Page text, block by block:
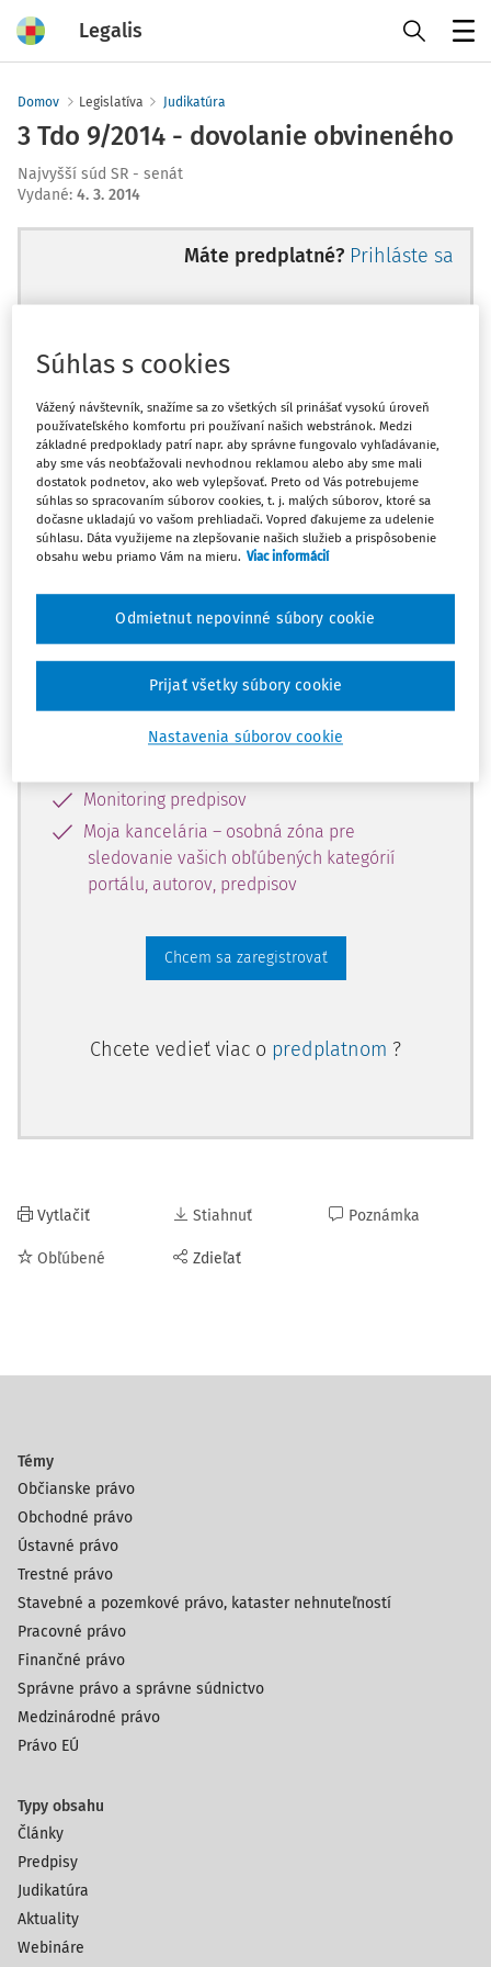
Legalis
Domov Legislatíva Judikatúra
3 Tdo 9/2014 - dovolanie obvineného
Najvyšší súd SR - senát
Vydané: 4. 3. 2014
Máte predplatné? Prihláste sa
Ups, zatiaľ ste si prečítali len
začiatok...
Celý odborný obsah z tejto oblasti je
dostupný predplatiteľom portálu.
obsahu a získajte prístup na 10 dní
zdarma, stačí sa len zaregistrovať.
Vďaka registrácii získate prístup aj k
vybranému obsahu:
Monitoring predpisov
Moja kancelária – osobná zóna pre
sledovanie vašich obľúbených kategórií
portálu, autorov, predpisov
Chcem sa zaregistrovať
Chcete vedieť viac o predplatnom ?
Vytlačiť
Obľúbené
Stiahnuť
Zdieľať
Poznámka
Témy
Občianske právo
Obchodné právo
Ústavné právo
Trestné právo
Stavebné a pozemkové právo, kataster nehnuteľností
Pracovné právo
Finančné právo
Správne právo a správne súdnictvo
Medzinárodné právo
Právo EÚ
Typy obsahu
Články
Predpisy
Judikatúra
Aktuality
Webináre
Súhlas s cookies
Vážený návštevník, snažíme sa zo všetkých síl prinášať vysokú úroveň
používateľského komfortu pri používaní našich webstránok. Medzi
základné predpoklady patrí napr. aby správne fungovalo vyhľadávanie,
aby sme vás neobťažovali nevhodnou reklamou alebo aby sme mali
dostatok podnetov, ako web vylepšovať. Preto od Vás potrebujeme
súhlas so spracovaním súborov cookies, t. j. malých súborov, ktoré sa
dočasne ukladajú vo vašom prehliadači. Vopred ďakujeme za udelenie
súhlasu. Dáta využijeme na zlepšovanie našich služieb a prispôsobenie
obsahu webu priamo Vám na mieru. Viac informácií
Nastavenia súborov cookie
Odmietnut nepovinné súbory cookie
Prijať všetky súbory cookie